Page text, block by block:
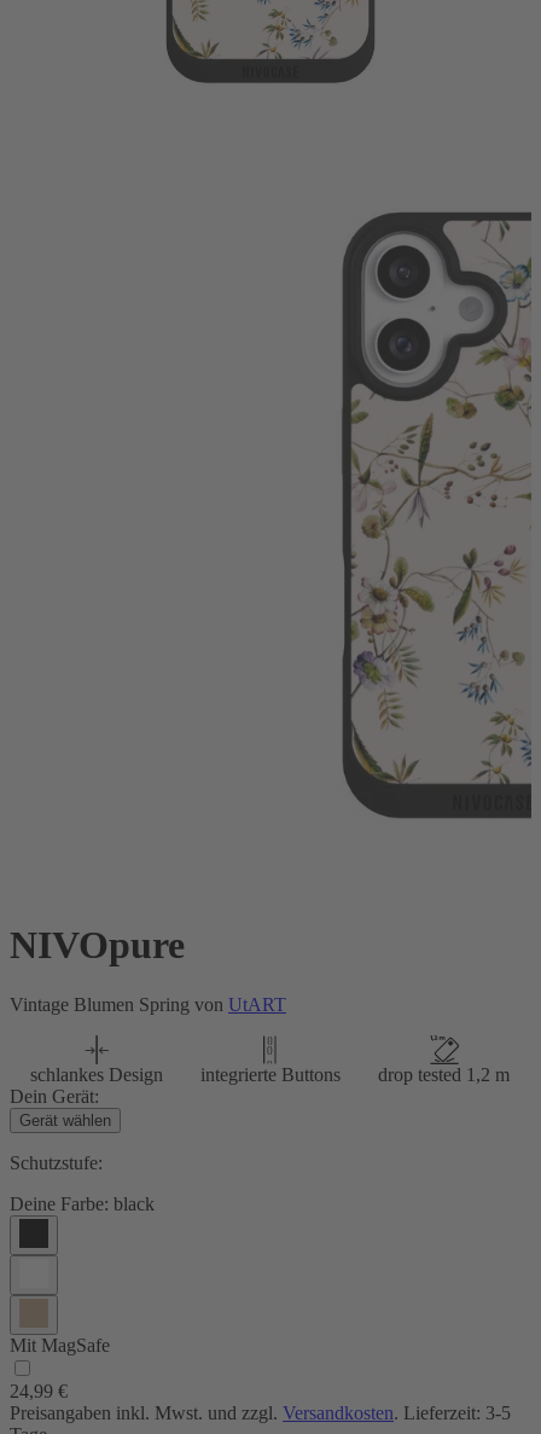
NIVOpure
Vintage Blumen Spring von UtART
schlankes Design integrierte Buttons
drop tested 1,2 m
Dein Gerät:
Gerät wählen
Schutzstufe:
Deine Farbe: black
Mit MagSafe
24,99 €
Preisangaben inkl. Mwst. und zzgl. Versandkosten. Lieferzeit: 3-5